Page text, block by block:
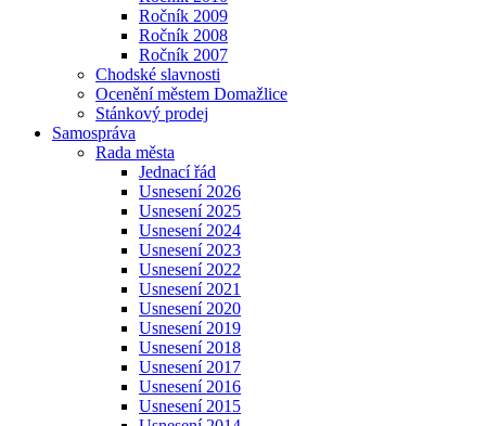
Ročník 2009
Ročník 2008
Ročník 2007
Chodské slavnosti
Ocenění městem Domažlice
Stánkový prodej
Samospráva
Rada města
Jednací řád
Usnesení 2026
Usnesení 2025
Usnesení 2024
Usnesení 2023
Usnesení 2022
Usnesení 2021
Usnesení 2020
Usnesení 2019
Usnesení 2018
Usnesení 2017
Usnesení 2016
Usnesení 2015